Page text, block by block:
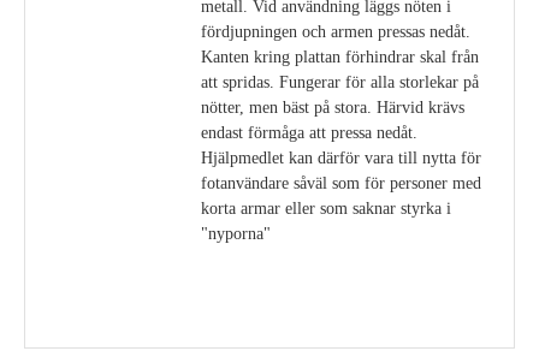
metall. Vid användning läggs nöten i
fördjupningen och armen pressas nedåt.
Kanten kring plattan förhindrar skal från
att spridas. Fungerar för alla storlekar på
nötter, men bäst på stora. Härvid krävs
endast förmåga att pressa nedåt.
Hjälpmedlet kan därför vara till nytta för
fotanvändare såväl som för personer med
korta armar eller som saknar styrka i
"nyporna"